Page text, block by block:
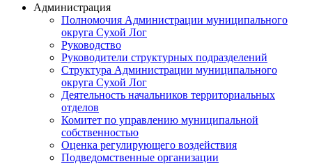
Администрация
Полномочия Администрации муниципального
округа Сухой Лог
Руководство
Руководители структурных подразделений
Структура Администрации муниципального
округа Сухой Лог
Деятельность начальников территориальных
отделов
Комитет по управлению муниципальной
собственностью
Оценка регулирующего воздействия
Подведомственные организации